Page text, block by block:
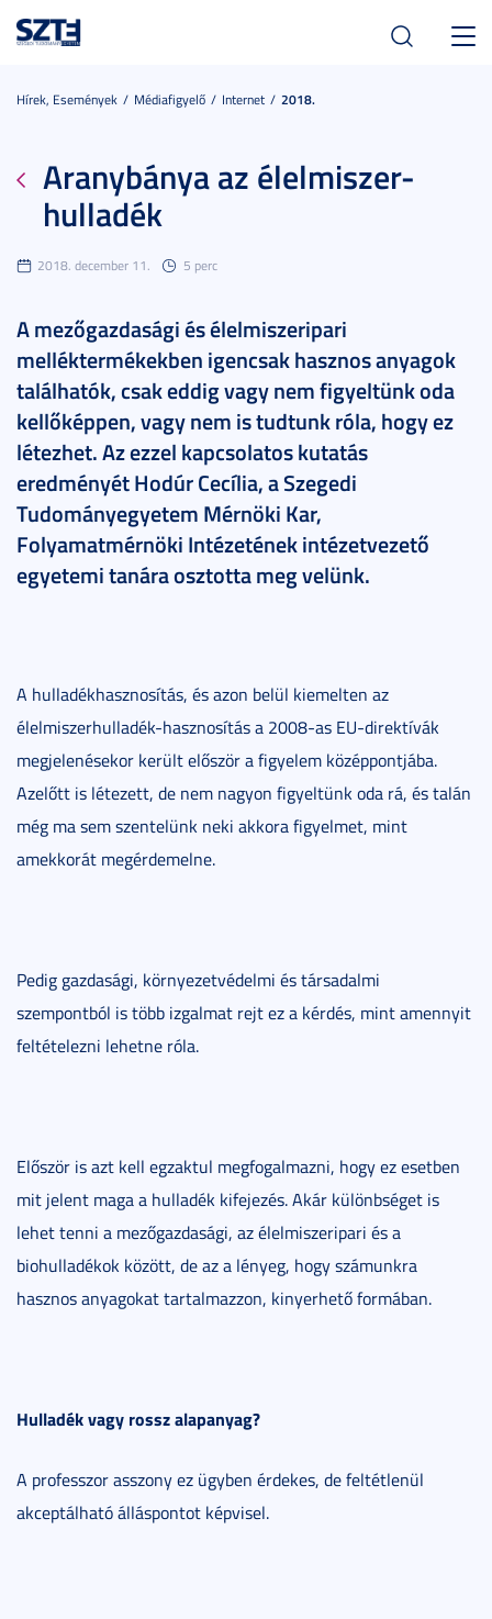
Hírek, Események Médiafigyelő Internet 2018.
Aranybánya az élelmiszer-
hulladék
2018. december 11. 5 perc
A mezőgazdasági és élelmiszeripari
melléktermékekben igencsak hasznos anyagok
találhatók, csak eddig vagy nem figyeltünk oda
kellőképpen, vagy nem is tudtunk róla, hogy ez
létezhet. Az ezzel kapcsolatos kutatás
eredményét Hodúr Cecília, a Szegedi
Tudományegyetem Mérnöki Kar,
Folyamatmérnöki Intézetének intézetvezető
egyetemi tanára osztotta meg velünk.
A hulladékhasznosítás, és azon belül kiemelten az
élelmiszerhulladék-hasznosítás a 2008-as EU-direktívák
megjelenésekor került először a figyelem középpontjába.
Azelőtt is létezett, de nem nagyon figyeltünk oda rá, és talán
még ma sem szentelünk neki akkora figyelmet, mint
amekkorát megérdemelne.
Pedig gazdasági, környezetvédelmi és társadalmi
szempontból is több izgalmat rejt ez a kérdés, mint amennyit
feltételezni lehetne róla.
Először is azt kell egzaktul megfogalmazni, hogy ez esetben
mit jelent maga a hulladék kifejezés. Akár különbséget is
lehet tenni a mezőgazdasági, az élelmiszeripari és a
biohulladékok között, de az a lényeg, hogy számunkra
hasznos anyagokat tartalmazzon, kinyerhető formában.
Hulladék vagy rossz alapanyag?
A professzor asszony ez ügyben érdekes, de feltétlenül
akceptálható álláspontot képvisel.